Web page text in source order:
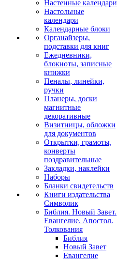
Настенные календари
Настольные
календари
Календарные блоки
Органайзеры,
подставки для книг
Ежедневники,
блокноты, записные
книжки
Пеналы, линейки,
ручки
Планеры, доски
магнитные
декоративные
Визитницы, обложки
для документов
Открытки, грамоты,
конверты
поздравительные
Закладки, наклейки
Наборы
Бланки свидетельств
Книги издательства
Символик
Библия. Новый Завет.
Евангелие. Апостол.
Толкования
Библия
Новый Завет
Евангелие